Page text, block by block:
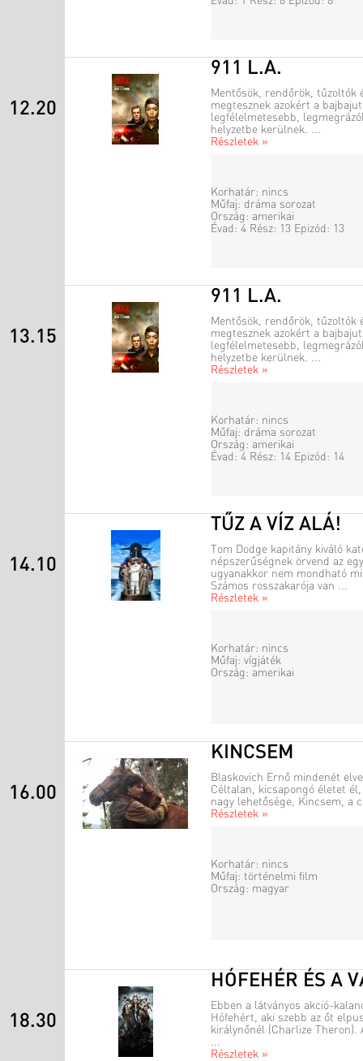
12.20
911 L.A.
Mentősök, rendőrök, tűzoltók
megtesznek azokért a
legfélelmetesebb,
helyzetbe kerülnek. ...
Részletek »
Korhatár: nincs
Műfaj: dráma sorozat
Ország: amerikai
Évad: 4 Rész: 13 Epizód: 13
13.15
911 L.A.
Mentősök, rendőrök, tűzoltók
megtesznek azokért a
legfélelmetesebb,
helyzetbe kerülnek. ...
Részletek »
Korhatár: nincs
Műfaj: dráma sorozat
Ország: amerikai
Évad: 4 Rész: 14 Epizód: 14
14.10
TŰZ A VÍZ ALÁ!
Tom Dodge kapitány kiváló
népszerűségnek örvend az
ugyanakkor nem mondható
Számos rosszakarója van ...
Részletek »
Korhatár: nincs
Műfaj: vígjáték
Ország: amerikai
16.00
KINCSEM
Blaskovich Ernő mindenét
Céltalan, kicsapongó életet
nagy lehetősége, Kincsem, a
Részletek »
Korhatár: nincs
Műfaj: történelmi film
Ország: magyar
18.30
HÓFEHÉR ÉS A
Ebben a látványos akció-
Hófehért, aki szebb az őt
királynőnél (Charlize Theron).
...
Részletek »